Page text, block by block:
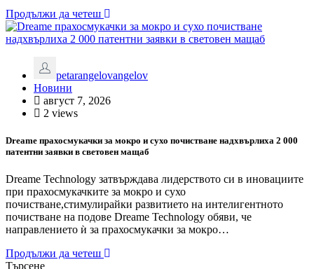
Продължи да четеш
petarangelovangelov
Новини
август 7, 2026
2 views
Dreame прахосмукачки за мокро и сухо почистване надхвърлиха 2 000
патентни заявки в световен мащаб
Dreame Technology затвърждава лидерството си в иновациите
при прахосмукачките за мокро и сухо
почистване,стимулирайки развитието на интелигентното
почистване на подове Dreame Technology обяви, че
направлението ѝ за прахосмукачки за мокро…
Продължи да четеш
Търсене